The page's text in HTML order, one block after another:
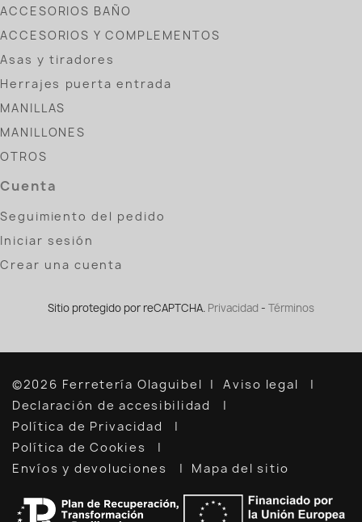
ACCESORIOS BAÑO
ACCESORIOS Y COMPLEMENTOS
Asas y tiradores
Herrajes puerta entrada
MANILLAS
MANILLONES
OTROS
Cuenta
Seguimiento del pedido
Iniciar sesión
Crear una cuenta
Sitio protegido por reCAPTCHA. Privacidad - Términos
©2026 Ferretería Olaguibel
Aviso legal
Declaración de accesibilidad
Política de Privacidad
Política de Cookies
Envíos y devoluciones
Mapa del sitio